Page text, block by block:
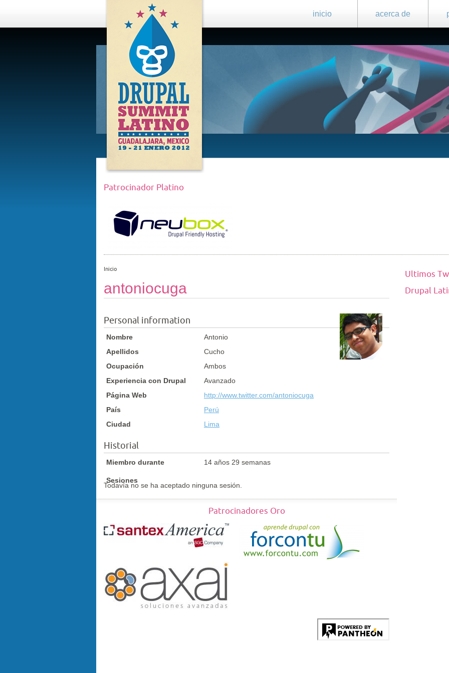
inicio acerca de
DRUPAL
SUMMIT
LATINO,
GUADALAJARA
2012
Patrocinador Platino
Inicio
antoniocuga
Personal information
Nombre
Antonio
Apellidos
Cucho
Ocupación
Ambos
Experiencia con Drupal
Avanzado
Página Web
http://www.twitter.com/antoniocuga
País
Perú
Ciudad
Lima
Historial
Miembro durante 14 años 29 semanas
Sesiones
Todavía no se ha aceptado ninguna sesión.
Patrocinadores Oro
Ultimos
Drupal